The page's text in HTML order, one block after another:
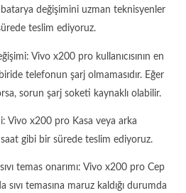
değişimini uzman teknisyenler
teslim ediyoruz.
Vivo x200 pro kullanıcısının en
telefonun şarj olmamasıdır. Eğer
sorun şarj soketi kaynaklı olabilir.
Vivo x200 pro Kasa veya arka
gibi bir sürede teslim ediyoruz.
temas onarımı: Vivo x200 pro Cep
temasına maruz kaldığı durumda